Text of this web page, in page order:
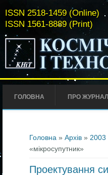
ISSN 2518-1459 (Online)
ISSN 1561-8889 (Print)
ГОЛОВНА ПРО ЖУРНАЛ
Головна» Архів» 2003
«мікросупутник»
Проектування